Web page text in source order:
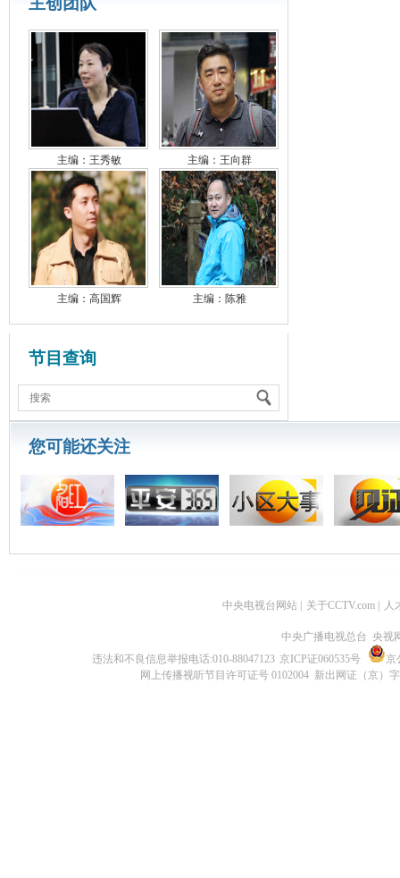
主编：王秀敏 主编：王向群
主编：高国辉 主编：陈雅
节目查询
您可能还关注
中央电视台网站 关于CCTV.com 人
中央广播电视总台 央视
违法和不良信息举报电话:010-88047123 京ICP证060535号
京
网上传播视听节目许可证号 0102004 新出网证（京）